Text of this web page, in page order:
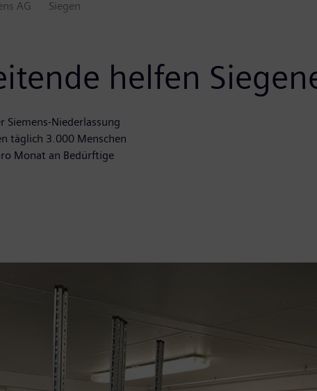
AG Siegen
helfen
Siemens-Niederlassung
täglich 3.000 Menschen
Monat an Bedürftige